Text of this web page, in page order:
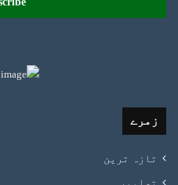
زمرے
تازہ ترین